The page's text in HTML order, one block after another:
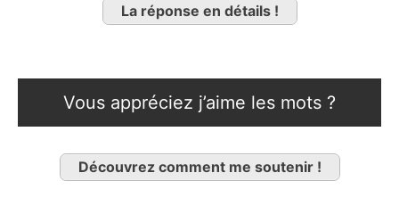
La réponse en détails !
Vous appréciez j’aime les mots ?
Découvrez comment me soutenir !